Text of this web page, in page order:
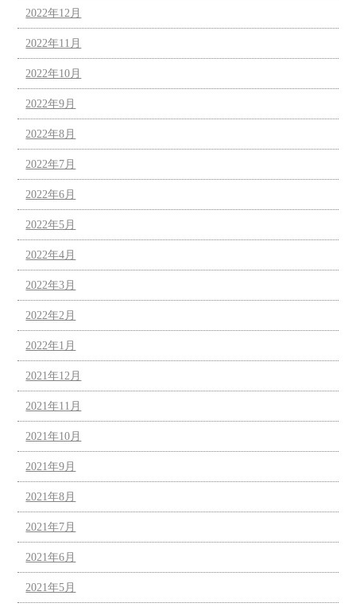
2022年12月
2022年11月
2022年10月
2022年9月
2022年8月
2022年7月
2022年6月
2022年5月
2022年4月
2022年3月
2022年2月
2022年1月
2021年12月
2021年11月
2021年10月
2021年9月
2021年8月
2021年7月
2021年6月
2021年5月